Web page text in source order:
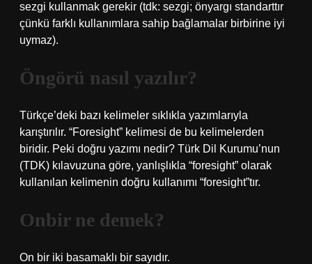
sezgi kullanmak gerekir (tdk: sezgi; önyargı standarttır
çünkü farklı kullanımlara sahip bağlamalar birbirine iyi
uymaz).
Öngörü nasıl yazılır?
Türkçe’deki bazı kelimeler sıklıkla yazımlarıyla
karıştırılır. “Foresight” kelimesi de bu kelimelerden
biridir. Peki doğru yazımı nedir? Türk Dil Kurumu’nun
(TDK) kılavuzuna göre, yanlışlıkla “foresight” olarak
kullanılan kelimenin doğru kullanımı “foresight”tır.
Onbir ne demek?
On bir iki basamaklı bir sayıdır.